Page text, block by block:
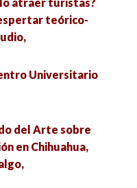
perspectivas de
con
la corriente.
de Ciencias
de las
teórico-
Universitario
del Arte sobre
en Chihuahua,